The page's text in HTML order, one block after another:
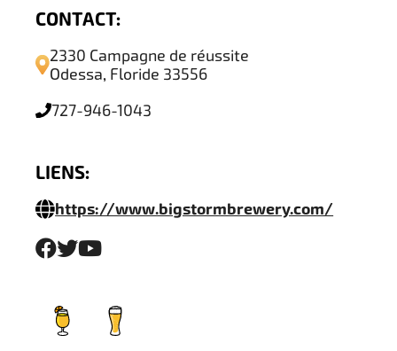
CONTACT:
2330 Campagne de réussite
Odessa, Floride 33556
727-946-1043
LIENS:
https://www.bigstormbrewery.com/